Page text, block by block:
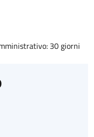
30 giorni